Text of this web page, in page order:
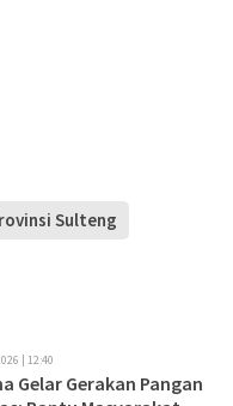
Sulteng
| 12:40
Gelar Gerakan Pangan